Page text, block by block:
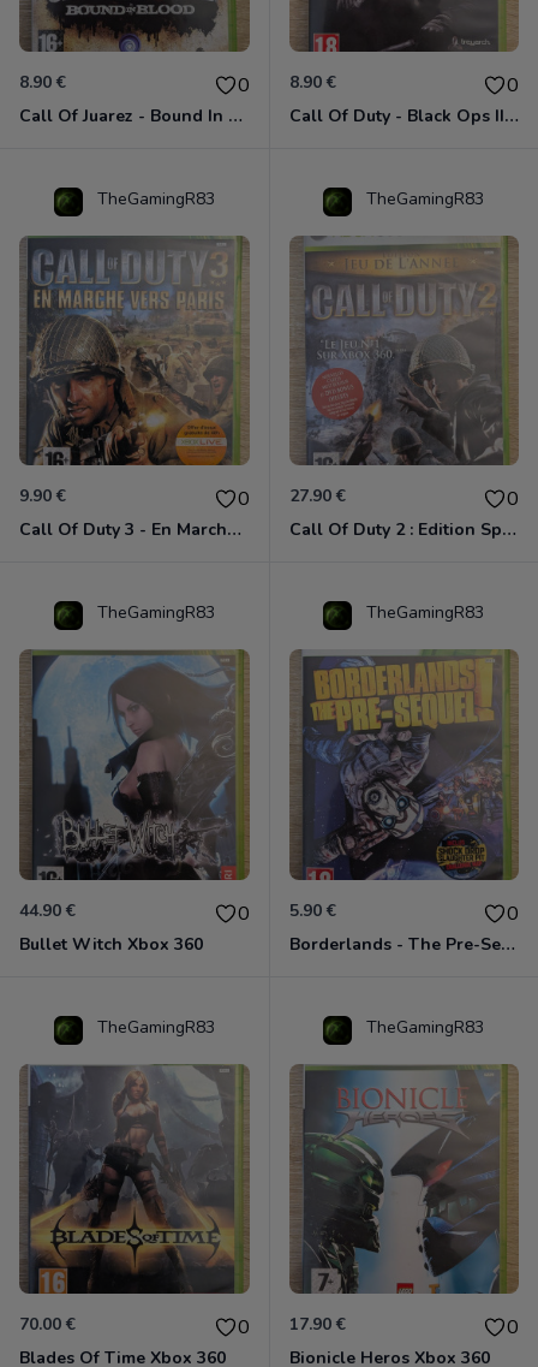
8.90 € 0
Call Of Juarez - Bound In Blood Xbox 360
8.90 € 0
Call Of Duty - Black Ops II Xbox 360
TheGamingR83
9.90 € 0
Call Of Duty 3 - En Marche Vers Paris Xbox 360
TheGamingR83
27.90 € 0
Call Of Duty 2 : Edition Spéciale Xbox 360 GOTY
TheGamingR83
44.90 € 0
Bullet Witch Xbox 360
TheGamingR83
5.90 € 0
Borderlands - The Pre-Sequel ! Xbox 360
TheGamingR83
70.00 € 0
Blades Of Time Xbox 360
TheGamingR83
17.90 € 0
Bionicle Heros Xbox 360